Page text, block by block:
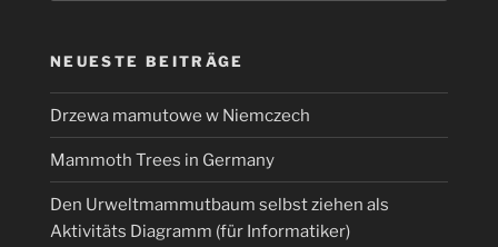
NEUESTE BEITRÄGE
Drzewa mamutowe w Niemczech
Mammoth Trees in Germany
Den Urweltmammutbaum selbst ziehen als
Aktivitäts Diagramm (für Informatiker)